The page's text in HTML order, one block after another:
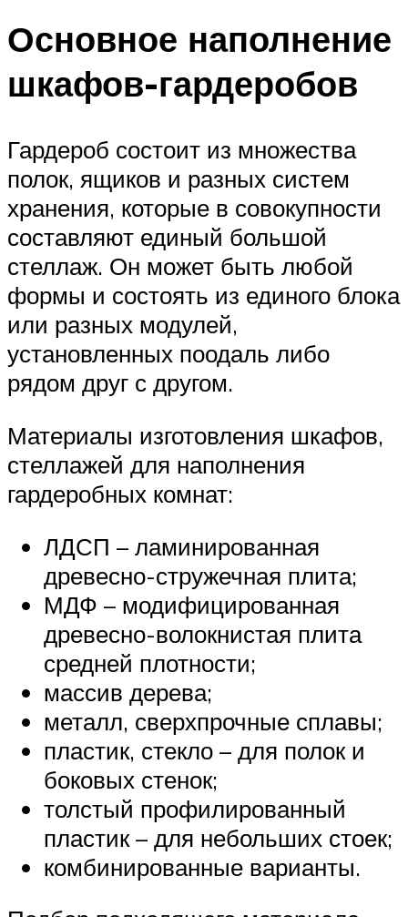
Основное наполнение
шкафов-гардеробов
Гардероб состоит из множества
полок, ящиков и разных систем
хранения, которые в совокупности
составляют единый большой
стеллаж. Он может быть любой
формы и состоять из единого блока
или разных модулей,
установленных поодаль либо
рядом друг с другом.
Материалы изготовления шкафов,
стеллажей для наполнения
гардеробных комнат:
ЛДСП – ламинированная
древесно-стружечная плита;
МДФ – модифицированная
древесно-волокнистая плита
средней плотности;
массив дерева;
металл, сверхпрочные сплавы;
пластик, стекло – для полок и
боковых стенок;
толстый профилированный
пластик – для небольших стоек;
комбинированные варианты.